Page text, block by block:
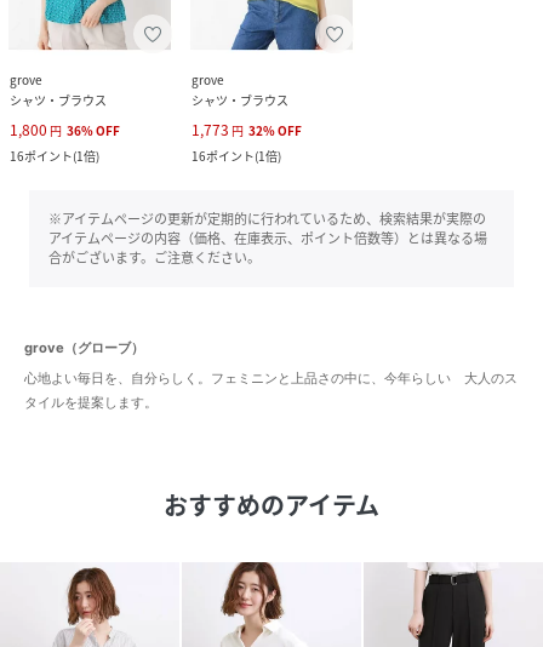
grove
シャツ・ブラウス
1,800 円 36%OFF
16ポイント(1倍)
grove
シャツ・ブラウス
1,773 円 32%OFF
16ポイント(1倍)
※アイテムページの更新が定期的に行われているため、検索結果が実際の
アイテムページの内容（価格、在庫表示、ポイント倍数等）とは異なる場
合がございます。ご注意ください。
grove（グローブ）
心地よい毎日を、自分らしく。フェミニンと上品さの中に、今年らしい 大人のス
タイルを提案します。
おすすめのアイテム